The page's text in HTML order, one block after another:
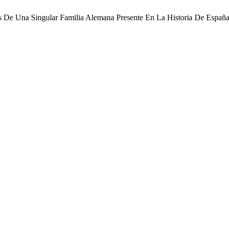
Una Singular Familia Alemana Presente En La Historia De